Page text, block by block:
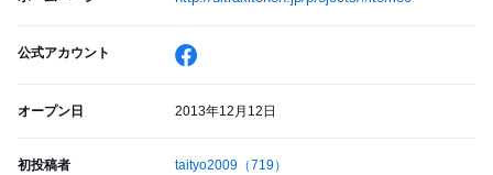
公式アカウント
オープン日 2013年12月12日
初投稿者 taityo2009 （719）